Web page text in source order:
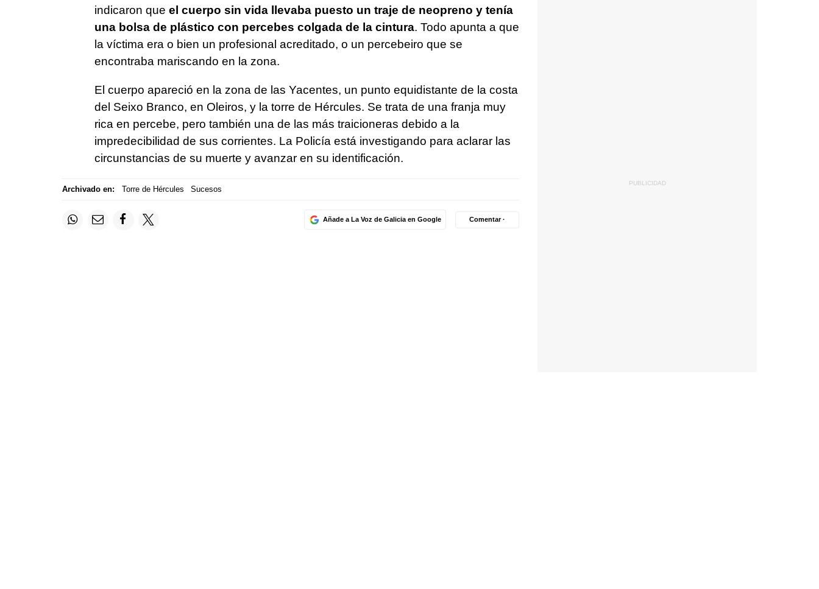
indicaron que el cuerpo sin vida llevaba puesto un traje de neopreno y tenía
una bolsa de plástico con percebes colgada de la cintura. Todo apunta a que
la víctima era o bien un profesional acreditado, o un percebeiro que se
encontraba mariscando en la zona.
El cuerpo apareció en la zona de las Yacentes, un punto equidistante de la costa
del Seixo Branco, en Oleiros, y la torre de Hércules. Se trata de una franja muy
rica en percebe, pero también una de las más traicioneras debido a la
impredecibilidad de sus corrientes. La Policía está investigando para aclarar las
circunstancias de su muerte y avanzar en su identificación.
Archivado en: Torre de Hércules Sucesos
Añade a La Voz de Galicia en Google Comentar ·